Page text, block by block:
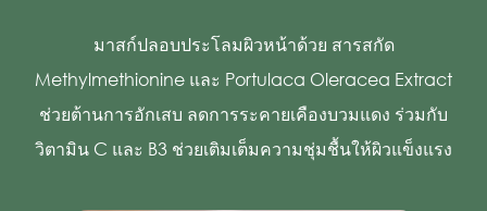
มาสก์ปลอบประโลมผิวหน้าด้วย สารสกัด
Methylmethionine และ Portulaca Oleracea Extract
ช่วยต้านการอักเสบ ลดการระคายเคืองบวมแดง ร่วมกับ
วิตามิน C และ B3 ช่วยเติมเต็มความชุ่มชื้นให้ผิวแข็งแรง